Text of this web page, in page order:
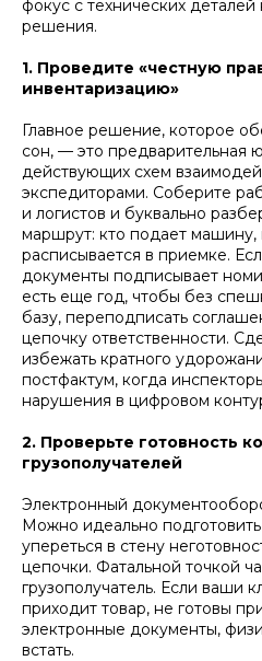
фокус с технических
решения.
1. Проведите «честную
инвентаризацию»
Главное решение, которое
сон, — это предварительная
действующих схем
экспедиторами. Соберите
и логистов и буквально
маршрут: кто подает машину,
расписывается в приемке.
документы подписывает
есть еще год, чтобы без
базу, переподписать
цепочку ответственности.
избежать кратного
постфактум, когда
нарушения в цифровом
2. Проверьте готовность
грузополучателей
Электронный
Можно идеально
упереться в стену
цепочки. Фатальной точкой
грузополучатель. Если ваши
приходит товар, не готовы
электронные документы,
встать.